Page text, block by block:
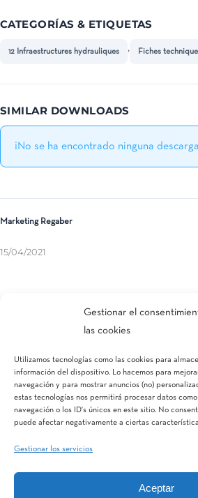
Gestionar el
las cookies
Utilizamos tecnologías como las cookies para
información del dispositivo. Lo hacemos para
navegación y para mostrar anuncios (no)
estas tecnologías nos permitirá procesar datos
navegación o los ID's únicos en este sitio. No
puede afectar negativamente a ciertas
Gestionar los servicios
Aceptar
CATEGORÍAS & ETIQUETAS
12 Infraestructures hydrauliques , Fiches
SIMILAR DOWNLOADS
¡No se ha encontrado ninguna
Marketing Regaber
15/04/2021